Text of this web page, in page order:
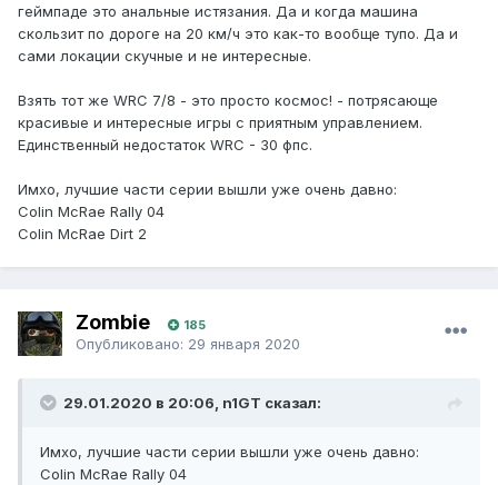
геймпаде это анальные истязания. Да и когда машина
скользит по дороге на 20 км/ч это как-то вообще тупо. Да и
сами локации скучные и не интересные.
Взять тот же WRC 7/8 - это просто космос! - потрясающе
красивые и интересные игры с приятным управлением.
Единственный недостаток WRC - 30 фпс.
Имхо, лучшие части серии вышли уже очень давно:
Colin McRae Rally 04
Colin McRae Dirt 2
Zombie 185
Опубликовано: 29 января 2020
29.01.2020 в 20:06, n1GT сказал:
Имхо, лучшие части серии вышли уже очень давно:
Colin McRae Rally 04